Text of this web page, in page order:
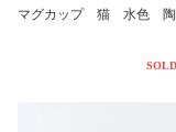
マグカップ 猫 水色